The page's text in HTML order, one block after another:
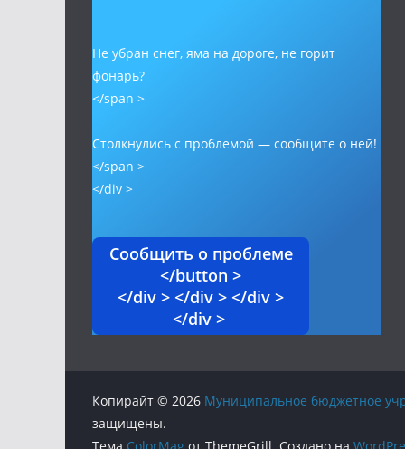
Не убран снег, яма на дороге, не горит
фонарь?
</span >
Столкнулись с проблемой — сообщите о ней!
</span >
</div >
Сообщить о проблеме
</button >
</div > </div > </div >
</div >
Копирайт © 2026 Муниципальное бюджетное
защищены.